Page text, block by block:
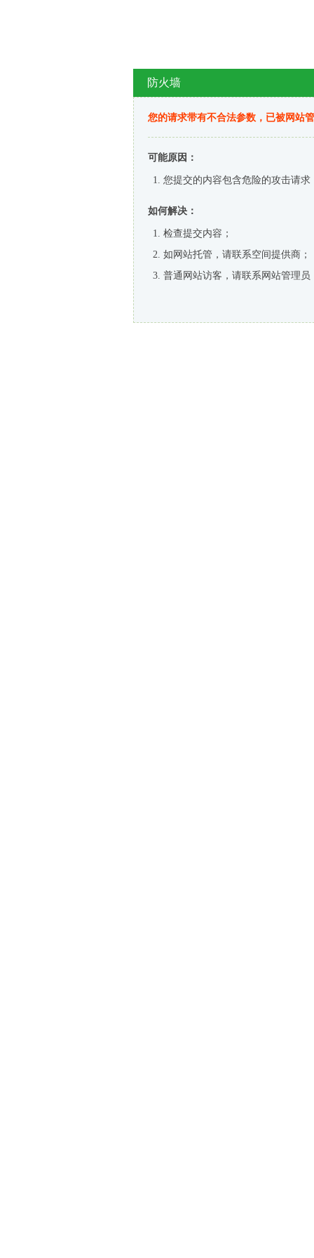
防火墙
您的请求带有不合法参数，已被网站
可能原因：
您提交的内容包含危险的攻击请求
如何解决：
检查提交内容；
如网站托管，请联系空间提供商；
普通网站访客，请联系网站管理员